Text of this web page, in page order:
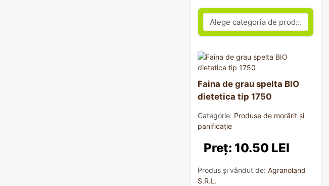
Faina de grau spelta BIO
dietetica tip 1750
Categorie: Produse de morărit și
panificație
Preț: 10.50 LEI
Produs și vândut de: Agranoland
S.R.L.